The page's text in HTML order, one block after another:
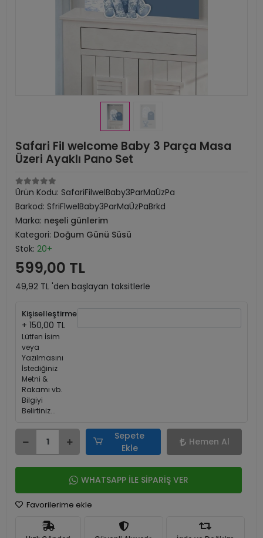
Safari Fil welcome Baby 3 Parça Masa
Üzeri Ayaklı Pano Set
Ürün Kodu: SafariFilwelBaby3ParMaÜzPa
Barkod: SfriFlwelBaby3ParMaÜzPaBrkd
Marka: neşeli günlerim
Kategori: Doğum Günü Süsü
Stok: 20+
599,00 TL
49,92 TL 'den başlayan taksitlerle
Kişiselleştirme
+ 150,00 TL
Lütfen İsim
veya
Yazılmasını
İstediğiniz
Metni &
Rakamı vb.
Bilgiyi
Belirtiniz...
Sepete
Ekle
Hemen Al
WHATSAPP İLE SİPARİŞ VER
Favorilerime ekle